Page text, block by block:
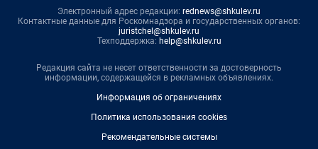
Электронный адрес редакции: rednews@shkulev.ru
Контактные данные для Роскомнадзора и государственных органов:
juristchel@shkulev.ru
Техподдержка: help@shkulev.ru
Редакция сайта не несет ответственности за достоверность
информации, содержащейся в рекламных объявлениях.
Информация об ограничениях
Политика использования cookies
Рекомендательные системы